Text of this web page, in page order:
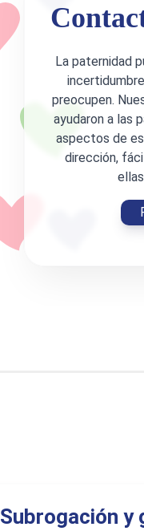
La paternidad
preocupen.
ayudaron a las
aspectos de
dirección,
Subrogación y